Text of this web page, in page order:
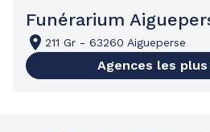
Funérarium
211 Gr - 63260 Aigueperse
Agences les